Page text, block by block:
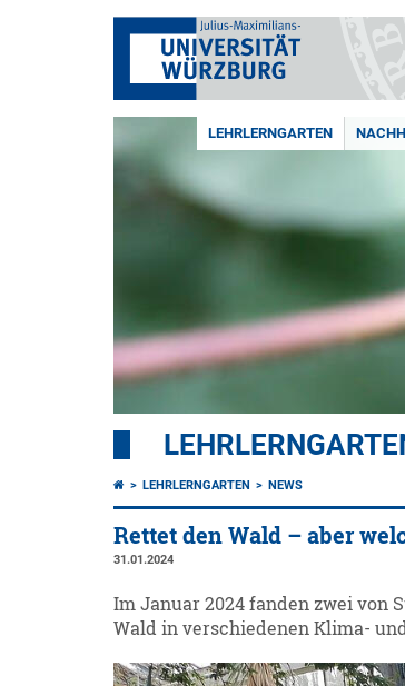
LEHRLERNGARTEN
LEHRLERNGARTEN NEWS
Rettet den Wald – aber
31.01.2024
Im Januar 2024 fanden zwei von
Wald in verschiedenen Klima-